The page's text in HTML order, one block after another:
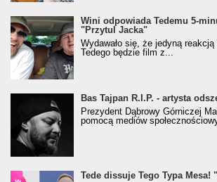
Wini odpowiada Tedemu 5-
"Przytul Jacka"
Wydawało się, że jedyną
Tedego będzie film z...
Bas Tajpan R.I.P. - artysta
Prezydent Dąbrowy Górniczej
pomocą mediów
Tede dissuje Tego Typa Mesa!